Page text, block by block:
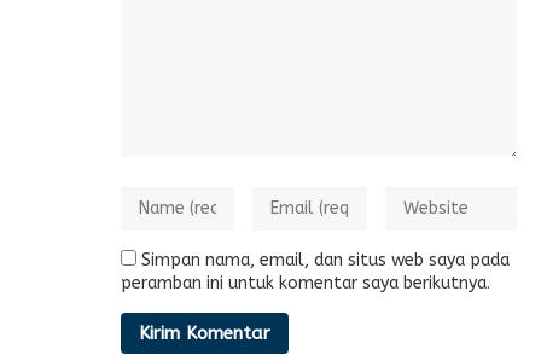
Simpan nama, email, dan situs web saya pada
peramban ini untuk komentar saya berikutnya.